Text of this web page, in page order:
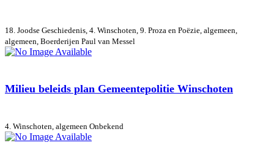
18. Joodse Geschiedenis, 4. Winschoten, 9. Proza en Poëzie, algemeen,
algemeen, Boerderijen Paul van Messel
Milieu beleids plan Gemeentepolitie Winschoten
4. Winschoten, algemeen Onbekend